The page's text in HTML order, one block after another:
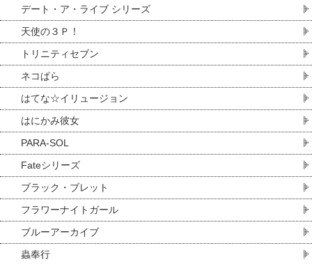
デート・ア・ライブ シリーズ
天使の３Ｐ！
トリニティセブン
ネコぱら
はてな☆イリュージョン
はにかみ彼女
PARA-SOL
Fateシリーズ
ブラック・ブレット
フラワーナイトガール
ブルーアーカイブ
蟲奉行